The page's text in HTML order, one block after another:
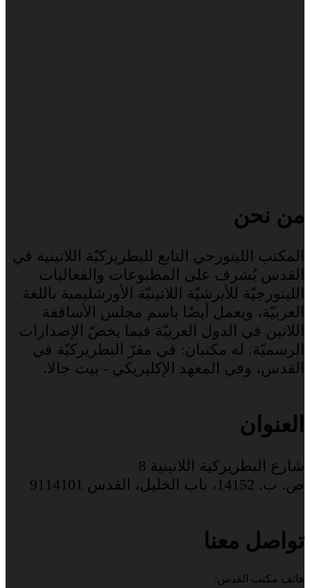
من نحن
المكتب الليتورجي التابع للبطريركيّة اللاتينية في
القدس يُشرف على المطبوعات والفعاليات
الليتورجيّة للأبرشيّة اللاتينيّة الأورشليمية باللغة
العربيّة، ويعمل أيضًا باسم مجلس الأساقفة
اللاتين في الدول العربيّة فيما يخصّ الإصدارات
الرسميّة. له مكتبان: في مقرّ البطريركيّة في
القدس، وفي المعهد الإكليريكي - بيت جالا.
العنوان
شارع البطريركية اللاتينية 8
ص. ب. 14152، باب الخليل، القدس 9114101
تواصل معنا
هاتف مكتب القدس: